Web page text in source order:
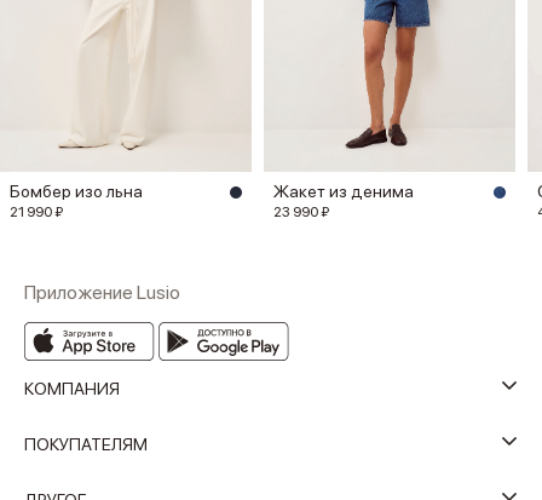
Бомбер изо льна
21 990 ₽
Жакет из денима
23 990 ₽
Приложение Lusio
КОМПАНИЯ
ПОКУПАТЕЛЯМ